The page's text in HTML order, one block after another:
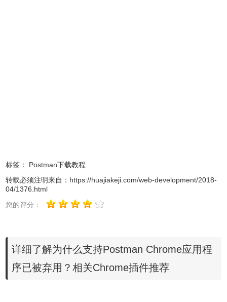
Interceptor Chrome扩展程序才能管理桌面浏览器中的
Cookie和捕获请求。 使用本机应用程序，该功能在应用程序
哪些特点？
1.COOKIES：本地应用程序可让您直接使用Cookie。 与
标签：
Postman下载教程
转载必须注明来自： https://huajiakeji.com/web-development/2018-
04/1376.html
您的评分：
详细了解为什么支持Postman Chrome应用程
序已被弃用？相关Chrome插件推荐